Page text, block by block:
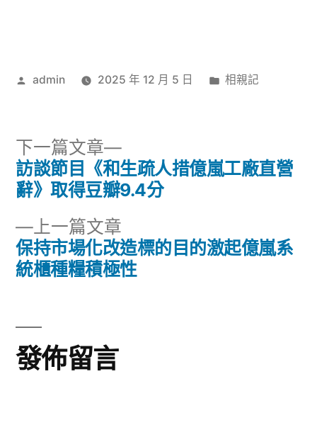
作
admin 2025 年 12 月 5 日
分
相親記
文
導
覽
上一篇文章
一
篇
保持市場化改造標的目的激起億嵐系
統櫃種糧積極性
下一篇文章
下
一
篇
訪談節目《和生疏人措億嵐工廠直營
辭》取得豆瓣9.4分
發佈留言